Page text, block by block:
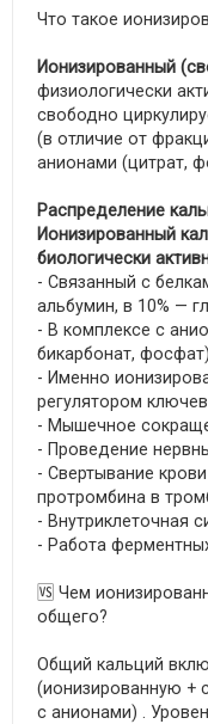
Что такое
Ионизированный
физиологически
свободно
(в отличие от
анионами (цитрат,
Распределение
Ионизированный
биологически
- Связанный с
альбумин, в 10% —
- В комплексе с
бикарбонат,
- Именно
регулятором
- Мышечное
- Проведение
- Свертывание
протромбина в
- Внутриклеточная
- Работа
🆚 Чем
общего?
Общий кальций
(ионизированную +
с анионами) .